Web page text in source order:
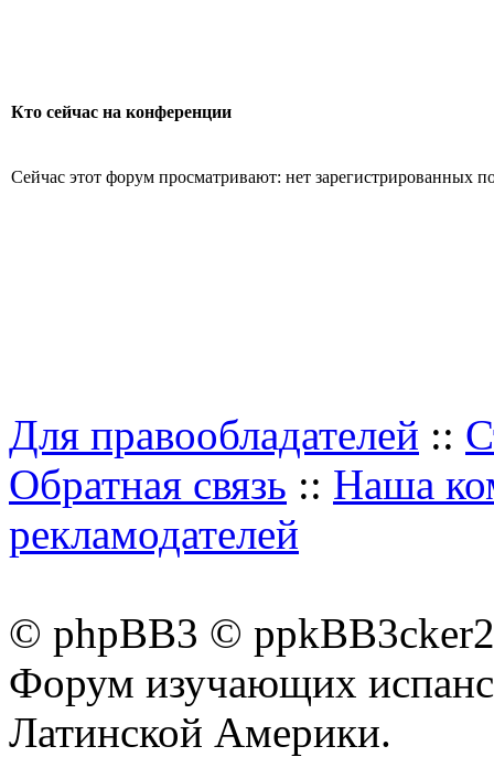
Кто сейчас на конференции
Сейчас этот форум просматривают: нет зарегистрированных
Для правообладателей ::
Обратная связь :: Наша
рекламодателей
© phpBB3 ©
Форум изучающих
Латинской Америки.